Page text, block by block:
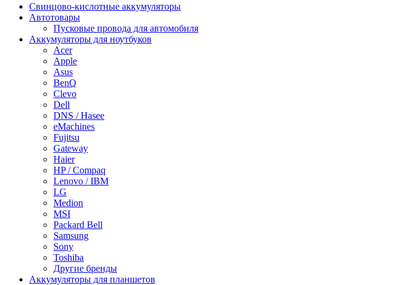
Cвинцово-кислотные аккумуляторы
Автотовары
Пусковые провода для автомобиля
Аккумуляторы для ноутбуков
Acer
Apple
Asus
BenQ
Clevo
Dell
DNS / Hasee
eMachines
Fujitsu
Gateway
Haier
HP / Compaq
Lenovo / IBM
LG
Medion
MSI
Packard Bell
Samsung
Sony
Toshiba
Другие бренды
Аккумуляторы для планшетов